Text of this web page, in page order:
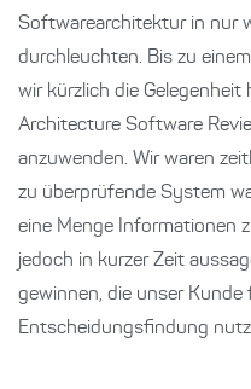
Softwarearchitektur in nur
durchleuchten. Bis zu
wir kürzlich die
Architecture Software
anzuwenden. Wir waren
zu überprüfende System
eine Menge Informationen
jedoch in kurzer Zeit
gewinnen, die unser
Entscheidungsfindung